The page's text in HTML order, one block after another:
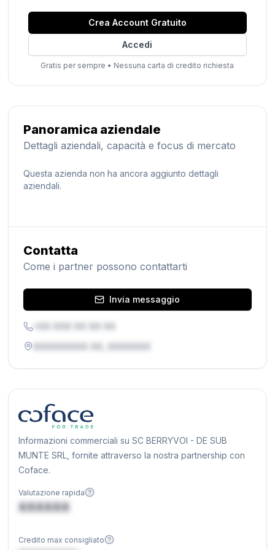
Crea Account Gratuito
Accedi
Gratis per sempre • Nessuna carta di credito richiesta
Panoramica aziendale
Dettagli aziendali, capacità e focus di mercato
Questa azienda non ha ancora aggiunto dettagli
aziendali.
Contatta
Come i partner possono contattarti
Invia messaggio
Informazioni commerciali su SC BERRYVOI - DE SUB
MUNTE SRL, fornite attraverso la nostra partnership con
Coface.
Valutazione rapida
XXXXXX
Credito max consigliato